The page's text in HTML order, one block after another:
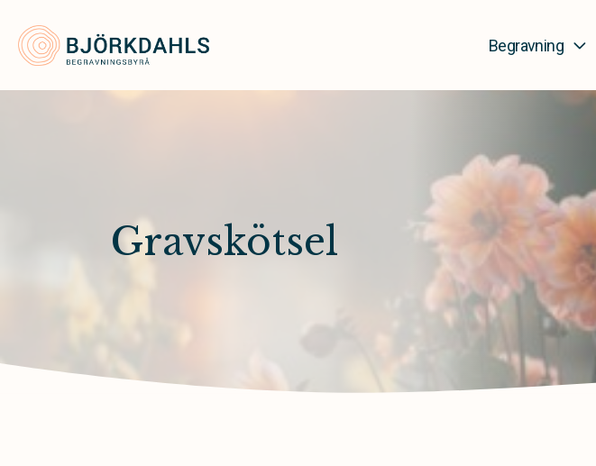
Björkdahls Begravningsbyrå Begravning
Gravskötsel